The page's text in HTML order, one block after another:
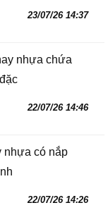
23/07/26 14:37
nhựa chứa
22/07/26 14:46
nhựa có nắp
22/07/26 14:26